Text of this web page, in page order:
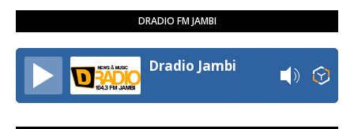
DRADIO FM JAMBI
Dradio Jambi